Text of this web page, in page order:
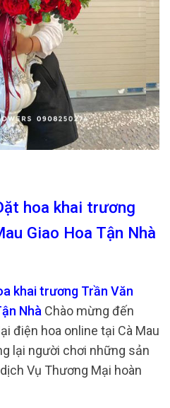
hoa khai trương
Giao Hoa Tận Nhà
khai trương Trần Văn
Nhà Chào mừng đến
điện hoa online tại Cà Mau
lại người chơi những sản
Vụ Thương Mại hoàn